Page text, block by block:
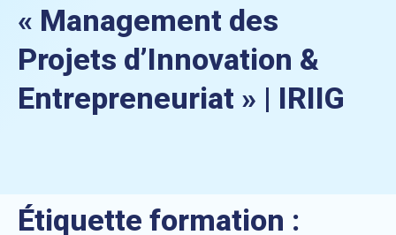
« Management des
Projets d’Innovation &
Entrepreneuriat » | IRIIG
Étiquette formation :